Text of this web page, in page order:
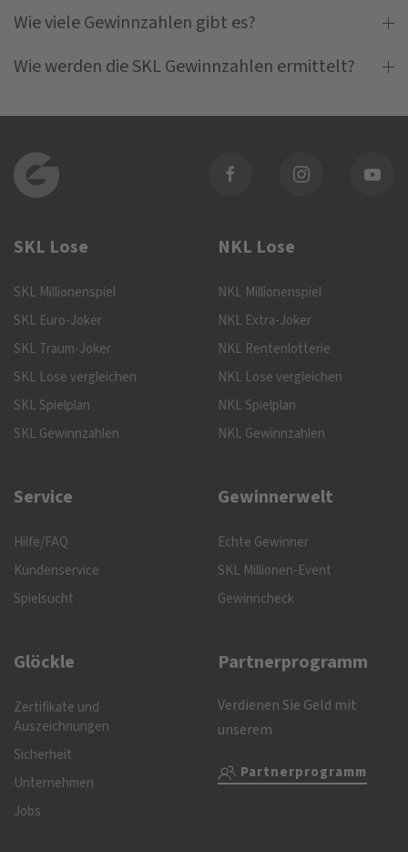
Wie viele Gewinnzahlen gibt es?
Wie werden die SKL Gewinnzahlen ermittelt?
SKL Lose
SKL Millionenspiel
SKL Euro-Joker
SKL Traum-Joker
SKL Lose vergleichen
SKL Spielplan
SKL Gewinnzahlen
Service
Hilfe/FAQ
Kundenservice
Spielsucht
Glöckle
Zertifikate und
Auszeichnungen
Sicherheit
Unternehmen
Jobs
NKL Lose
NKL Millionenspiel
NKL Extra-Joker
NKL Rentenlotterie
NKL Lose vergleichen
NKL Spielplan
NKL Gewinnzahlen
Gewinnerwelt
Echte Gewinner
SKL Millionen-Event
Gewinncheck
Partnerprogramm
Verdienen Sie Geld mit
unserem
Partnerprogramm